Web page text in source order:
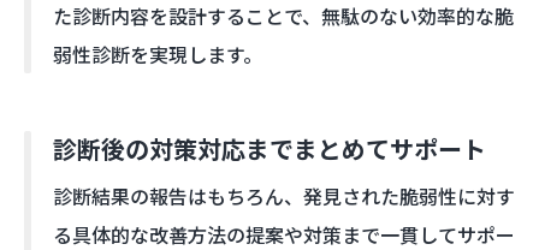
た診断内容を設計することで、無駄のない効率的な脆
弱性診断を実現します。
診断後の対策対応までまとめてサポート
診断結果の報告はもちろん、発見された脆弱性に対す
る具体的な改善方法の提案や対策まで一貫してサポー